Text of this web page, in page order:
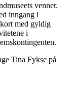
venner.
inngang i
med gyldig
i
Tina Fykse på